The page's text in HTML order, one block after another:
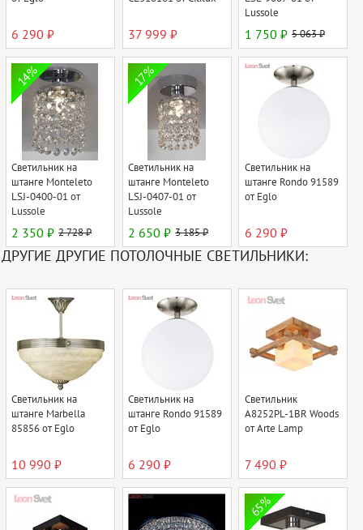
6 290 ₽ 37 999 ₽
Lussole
1 750 ₽ 5 063 ₽
14%
Светильник на
штанге Monteleto
LSJ-0400-01 от
Lussole
2 350 ₽ 2 728 ₽
17%
Светильник на
штанге Monteleto
LSJ-0407-01 от
Lussole
2 650 ₽ 3 185 ₽
Светильник на
штанге Rondo 91589
от Eglo
6 290 ₽
ДРУГИЕ ДРУГИЕ ПОТОЛОЧНЫЕ СВЕТИЛЬНИКИ:
Светильник на
штанге Marbella
85856 от Eglo
10 990 ₽
Светильник на
штанге Rondo 91589
от Eglo
6 290 ₽
Светильник
A8252PL-1BR Woods
от Arte Lamp
7 490 ₽
65%